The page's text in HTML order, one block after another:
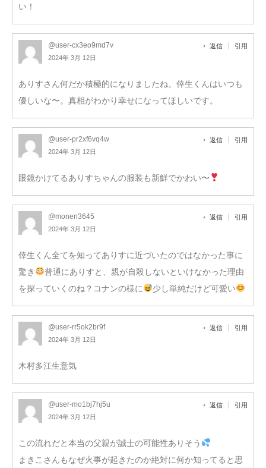
い！
@user-cx3eo9md7v
2024年 3月 12日
返信 引用
ありすさん何だか積極的になりましたね。倖生くんはいつも
優しいな〜。真相がわかり幸せになってほしいです。
@user-pr2xf6vq4w
2024年 3月 12日
返信 引用
眼鏡かけてるありすちゃんの服装も新鮮でかわい〜
@monen3645
2024年 3月 12日
返信 引用
倖生くん全てを知ってありすに近づいたのではなかった事に
驚き
普通にありすと、親が自殺しないといけなかった理由
を探っていくのね？コナンの様に
少し単純だけど可愛い
@user-rr5ok2br9f
2024年 3月 12日
返信 引用
木村多江生意気
@user-mo1bj7hj5u
2024年 3月 12日
返信 引用
この流れだと本当の父親が誠士の可能性ありそう
まきこさんもなぜ火事が起きたのか絶対に何か知ってると思